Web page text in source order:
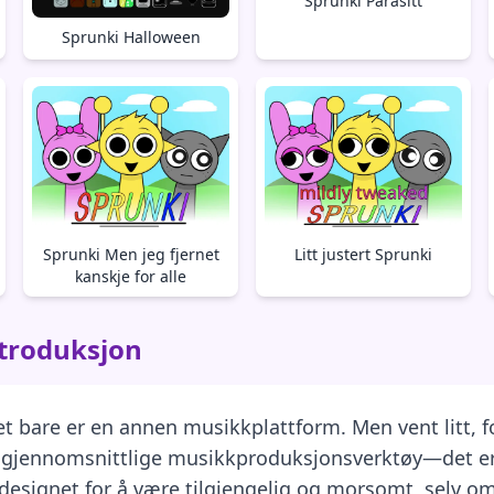
Sprunki Halloween
Sprunki Men jeg fjernet
kanskje for alle
Litt justert Sprunki
bare er en annen musikkplattform. Men vent litt,
musikkproduksjonsverktøy—det